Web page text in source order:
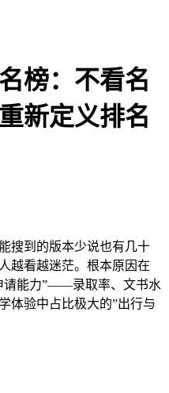
榜：不看名
新定义排名
搜到的版本少说也有几十
越看越迷茫。根本原因在
请能力”——录取率、文书水
验中占比极大的”出行与